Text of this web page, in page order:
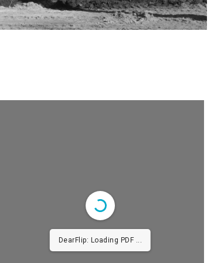
DearFlip: Loading PDF
11% ...